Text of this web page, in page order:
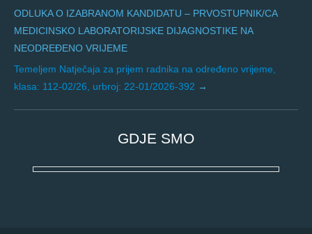
ODLUKA O IZABRANOM KANDIDATU – PRVOSTUPNIK/CA
MEDICINSKO LABORATORIJSKE DIJAGNOSTIKE NA
NEODREĐENO VRIJEME
Temeljem Natječaja za prijem radnika na određeno vrijeme,
klasa: 112-02/26, urbroj: 22-01/2026-392
GDJE SMO